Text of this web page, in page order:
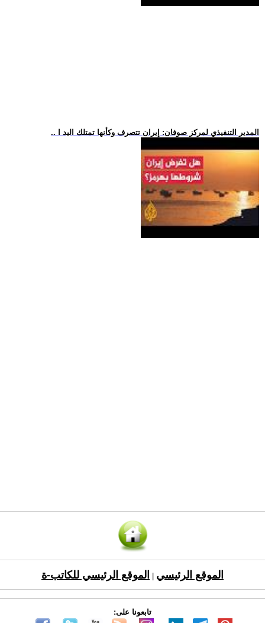
.. المدير التنفيذي لمركز صوفان: إيران تتصرف وكأنها تمتلك اليد ا
الموقع الرئيسي الموقع الرئيسي للكاتب-ة
تابعونا على: